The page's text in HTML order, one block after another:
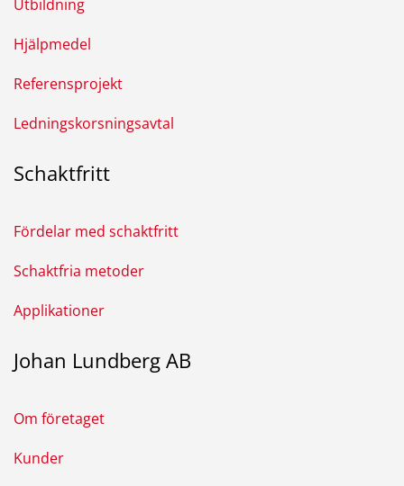
Utbildning
Hjälpmedel
Referensprojekt
Ledningskorsningsavtal
Schaktfritt
Fördelar med schaktfritt
Schaktfria metoder
Applikationer
Johan Lundberg AB
Om företaget
Kunder